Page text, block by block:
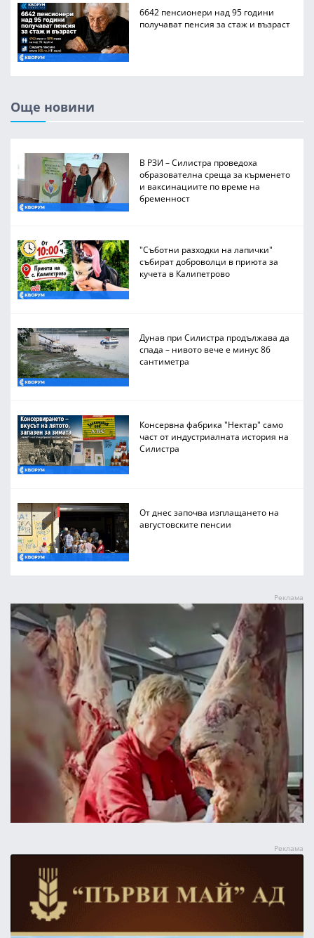
6642 пенсионери над 95 години
получават пенсия за стаж и възраст
Още новини
В РЗИ – Силистра проведоха
образователна среща за кърменето
и ваксинациите по време на
бременност
"Съботни разходки на лапички"
събират доброволци в приюта за
кучета в Калипетрово
Дунав при Силистра продължава да
спада – нивото вече е минус 86
сантиметра
Консервна фабрика "Нектар" само
част от индустриалната история на
Силистра
От днес започва изплащането на
августовските пенсии